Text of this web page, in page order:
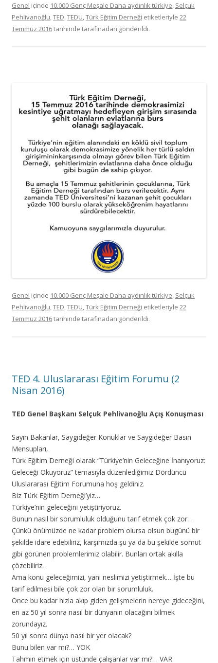
Genel içinde 10.000 Genç Meşale Daha aydınlık türkiye, Selçuk
Pehlivanoğlu,TED,TEDU,Türk Eğitim Derneği etiketleriyle 22
Temmuz 2016tarihinde tarafınadan gönderildi.
Genel içinde 10.000 Genç Meşale Daha aydınlık türkiye, Selçuk
Pehlivanoğlu,TED,TEDU,Türk Eğitim Derneği etiketleriyle 22
Temmuz 2016tarihinde tarafınadan gönderildi.
TED 4. Uluslararası Eğitim Forumu (2
Nisan 2016)
TED Genel Başkanı Selçuk Pehlivanoğlu Açış Konuşması
Sayın Bakanlar, Saygıdeğer Konuklar ve Saygıdeğer Basın
Mensupları,
Türk Eğitim Derneği olarak “Türkiye’nin Geleceğine İnanıyoruz:
Geleceği Okuyoruz” temasıyla düzenlediğimiz Dördüncü
Uluslararası Eğitim Forumuna hoş geldiniz.
Biz Türk Eğitim Derneği’yiz…
Türkiye’nin geleceğini yetiştiriyoruz.
Bunun nasıl bir sorumluluk olduğunu tarif etmek çok zor…
Çünkü önümüzde ne kadar problem olursa olsun bugünü bir
şekilde idare edebiliriz, karşımızda şu ya da bu şekilde somut
gibi görünen problemlerimiz olabilir. Bunları ortak akılla
çözebiliriz.
Ama konu geleceğimizi, yani neslimizi yetiştirmek… İşte bu
tarif edilmesi bile çok zor olan bir sorumluluk.
Önce bu kadar hızla akıp giden gelişmelerin nereye gideceğini,
en az 50 yıl sonra nasıl bir dünyanın olacağını bilmek
zorundayız.
50 yıl sonra dünya nasıl bir yer olacak?
Bunu bilen var mı?… YOK
Tahmin etmek için üstünde çalışanlar var mı?… VAR